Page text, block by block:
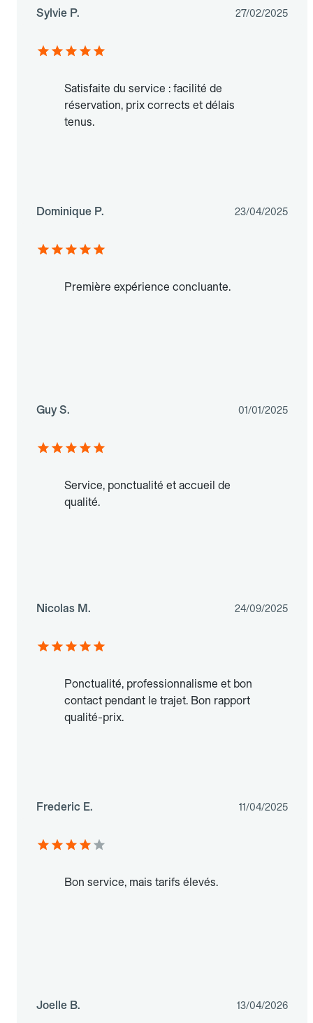
Sylvie P. 27/02/2025
Satisfaite du service : facilité de
réservation, prix corrects et délais
tenus.
Dominique P. 23/04/2025
Première expérience concluante.
Guy S. 01/01/2025
Service, ponctualité et accueil de
qualité.
Nicolas M. 24/09/2025
Ponctualité, professionnalisme et bon
contact pendant le trajet. Bon rapport
qualité-prix.
Frederic E. 11/04/2025
Bon service, mais tarifs élevés.
Joelle B. 13/04/2026